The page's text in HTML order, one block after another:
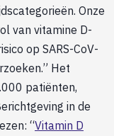
Onze
van vitamine D-
op SARS-CoV-
Het
patiënten,
in de
“Vitamin D